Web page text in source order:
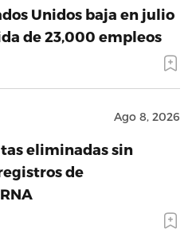
Unidos baja en julio
de 23,000 empleos
Ago 8, 2026
eliminadas sin
de